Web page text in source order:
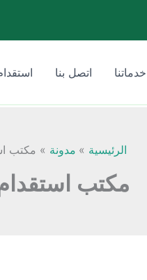
خدماتنا اتصل بنا
الرئيسية مدونة مكتب
مكتب